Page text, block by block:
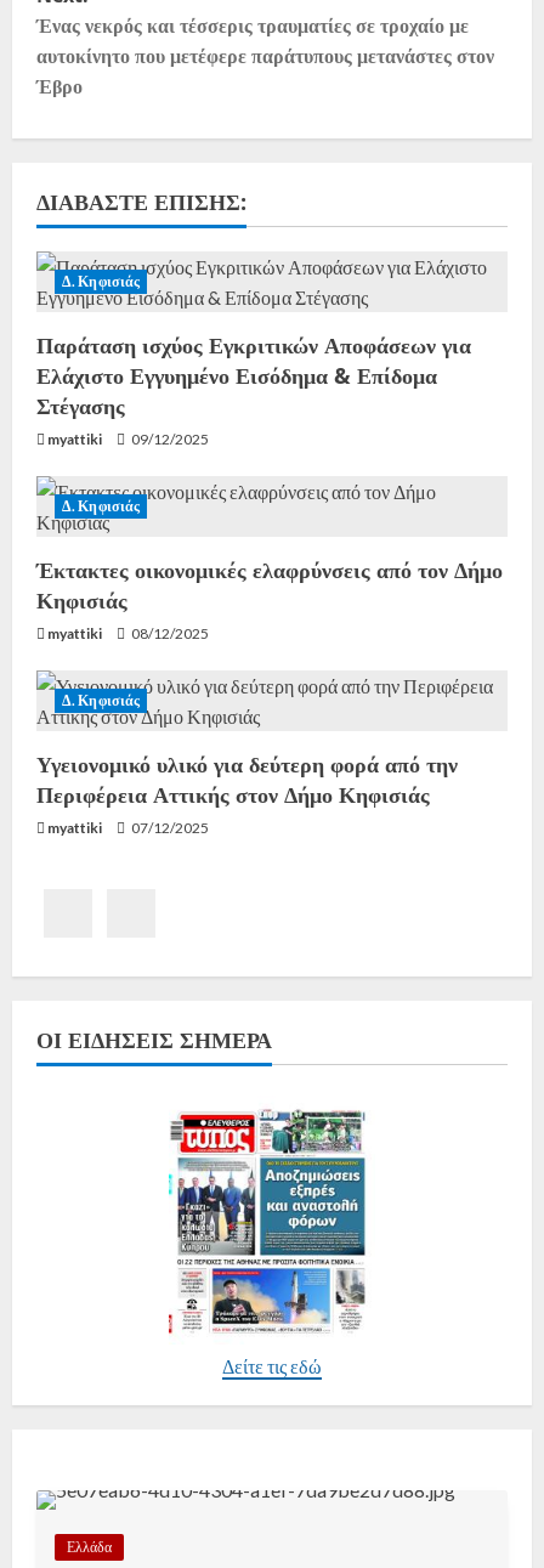
Ένας νεκρός και τέσσερις τραυματίες σε τροχαίο με
αυτοκίνητο που μετέφερε παράτυπους μετανάστες στον
Έβρο
ΔΙΑΒΆΣΤΕ ΕΠΊΣΗΣ:
Δ. Κηφισιάς
Παράταση ισχύος Εγκριτικών Αποφάσεων για
Ελάχιστο Εγγυημένο Εισόδημα & Επίδομα
Στέγασης
myattiki 09/12/2025
Δ. Κηφισιάς
Έκτακτες οικονομικές ελαφρύνσεις από τον Δήμο
Κηφισιάς
myattiki 08/12/2025
Δ. Κηφισιάς
Υγειονομικό υλικό για δεύτερη φορά από την
Περιφέρεια Αττικής στον Δήμο Κηφισιάς
myattiki 07/12/2025
ΟΙ ΕΙΔΉΣΕΙΣ ΣΉΜΕΡΑ
Δείτε τις εδώ
Ελλάδα